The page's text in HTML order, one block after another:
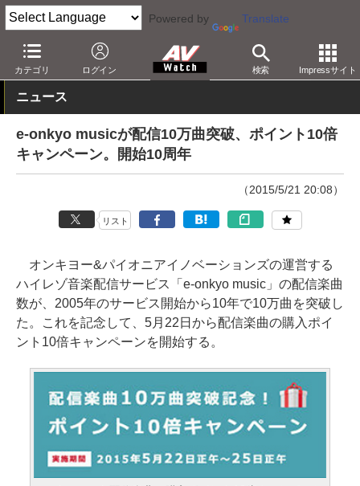
Powered by Translate
カテゴリ ログイン 検索 Impressサイト
AV Watch コンテンツ・サービス 音楽配信 e-onkyo
ニュース
e-onkyo musicが配信10万曲突破、ポイント10倍
キャンペーン。開始10周年
（2015/5/21 20:08）
リスト
オンキヨー&パイオニアイノベーションズの運営する
ハイレゾ音楽配信サービス「e-onkyo music」の配信楽曲
数が、2005年のサービス開始から10年で10万曲を突破し
た。これを記念して、5月22日から配信楽曲の購入ポイ
ント10倍キャンペーンを開始する。